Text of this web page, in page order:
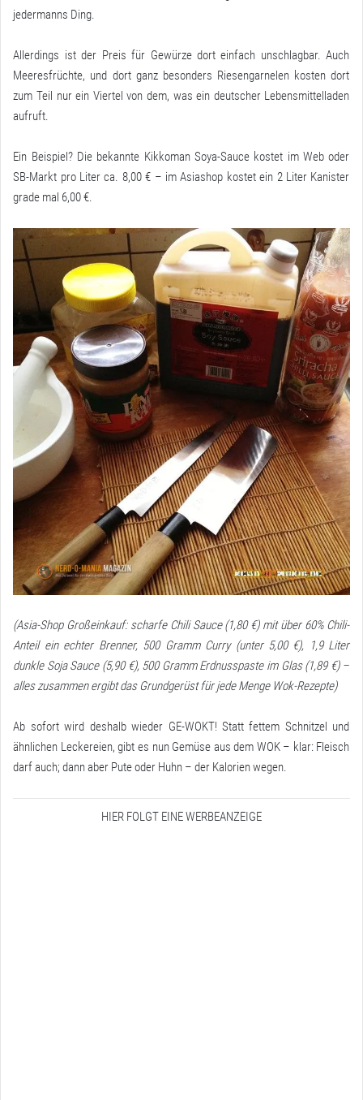
jedermanns Ding.
Allerdings ist der Preis für Gewürze dort einfach unschlagbar. Auch
Meeresfrüchte, und dort ganz besonders Riesengarnelen kosten dort
zum Teil nur ein Viertel von dem, was ein deutscher Lebensmittelladen
aufruft.
Ein Beispiel? Die bekannte Kikkoman Soya-Sauce kostet im Web oder
SB-Markt pro Liter ca. 8,00 € – im Asiashop kostet ein 2 Liter Kanister
grade mal 6,00 €.
(Asia-Shop Großeinkauf: scharfe Chili Sauce (1,80 €) mit über 60% Chili-
Anteil ein echter Brenner, 500 Gramm Curry (unter 5,00 €), 1,9 Liter
dunkle Soja Sauce (5,90 €), 500 Gramm Erdnusspaste im Glas (1,89 €) –
alles zusammen ergibt das Grundgerüst für jede Menge Wok-Rezepte)
Ab sofort wird deshalb wieder GE-WOKT! Statt fettem Schnitzel und
ähnlichen Leckereien, gibt es nun Gemüse aus dem WOK – klar: Fleisch
darf auch; dann aber Pute oder Huhn – der Kalorien wegen.
HIER FOLGT EINE WERBEANZEIGE